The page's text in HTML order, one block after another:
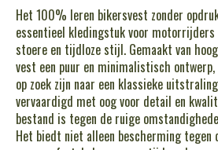
Het 100% leren bikersvest zonder
essentieel kledingstuk voor motorrijders
stoere en tijdloze stijl. Gemaakt van
vest een puur en minimalistisch
op zoek zijn naar een klassieke
vervaardigd met oog voor detail en
bestand is tegen de ruige
Het biedt niet alleen bescherming tegen